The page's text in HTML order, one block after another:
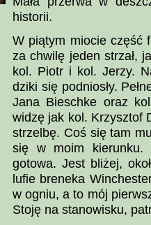
historii.
W piątym miocie część
za chwilę jeden strzał,
kol. Piotr i kol. Jerzy.
dziki się podniosły.
Jana Bieschke oraz
widzę jak kol. Krzysztof
strzelbę. Coś się tam
się w moim kierunku.
gotowa. Jest bliżej,
lufie breneka
w ogniu, a to mój
Stoję na stanowisku,